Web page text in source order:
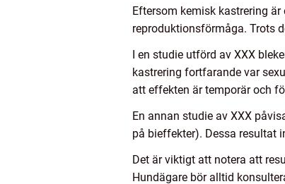
Eftersom kemisk kastrering
reproduktionsförmåga. Trots
I en studie utförd av XXX
kastrering fortfarande var
att effekten är temporär och
En annan studie av XXX
på bieffekter). Dessa resultat
Det är viktigt att notera att
Hundägare bör alltid